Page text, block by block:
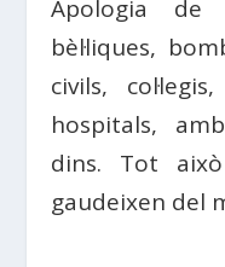
Apologia de
bèl·liques,
civils,
hospitals,
dins. Tot
gaudeixen del